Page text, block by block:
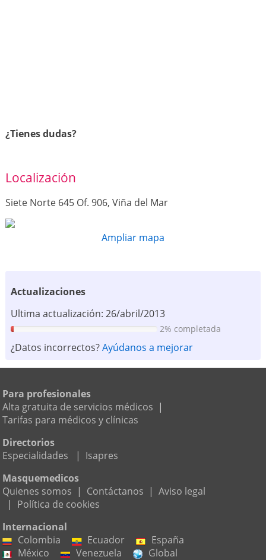
¿Tienes dudas?
Localización
Siete Norte 645 Of. 906, Viña del Mar
Ampliar mapa
Actualizaciones
Ultima actualización: 26/abril/2013
2% completada
¿Datos incorrectos?Ayúdanos a mejorar
Para profesionales
Alta gratuita de servicios médicos |
Tarifas para médicos y clínicas
Directorios
Especialidades
| Isapres
Masquemedicos
Quienes somos | Contáctanos | Aviso legal
| Política de cookies
Internacional
Colombia
Ecuador
España
México
Venezuela Global